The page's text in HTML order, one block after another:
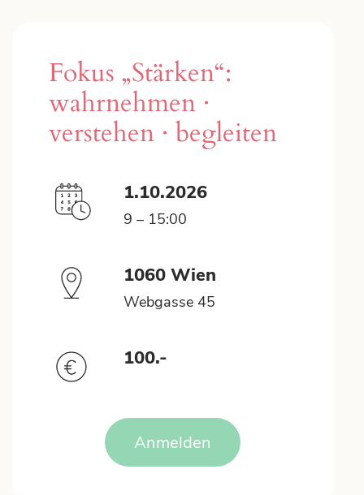
Fokus „Stärken“:
wahrnehmen ·
verstehen · begleiten
1.10.2026
9 – 15:00
1060 Wien
Webgasse 45
100.-
Anmelden